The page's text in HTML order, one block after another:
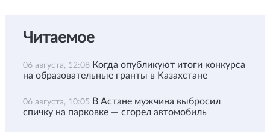
Читаемое
06 августа, 12:08 Когда опубликуют итоги конкурса
на образовательные гранты в Казахстане
06 августа, 10:05 В Астане мужчина выбросил
спичку на парковке — сгорел автомобиль